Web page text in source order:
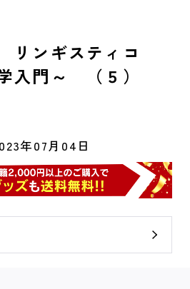
リンギスティコ
入門～ （５）
年07月04日